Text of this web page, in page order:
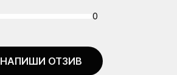
0
НАПИШИ ОТЗИВ